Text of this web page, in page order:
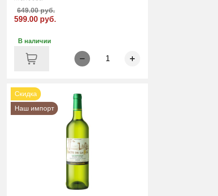
599.00 руб.
649.00 руб.
В наличии
1
Скидка
Наш импорт